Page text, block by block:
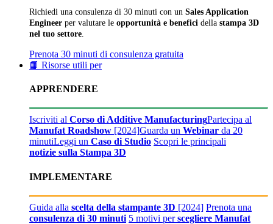
Richiedi una consulenza di 30 minuti con un Sales Application
Engineer per valutare le opportunità e benefici della stampa 3D
nel tuo settore
Prenota 30 minuti di consulenza gratuita
📙 Risorse utili per
APPRENDERE
Iscriviti al Corso di Additive ManufacturingPartecipa al
Manufat Roadshow [2024]Guarda un Webinar da 20
minutiLeggi un Caso di Studio Scopri le principali
notizie sulla Stampa 3D
IMPLEMENTARE
Guida alla scelta della stampante 3D [2024] Prenota una
consulenza di 30 minuti 5 motivi perscegliere Manufat